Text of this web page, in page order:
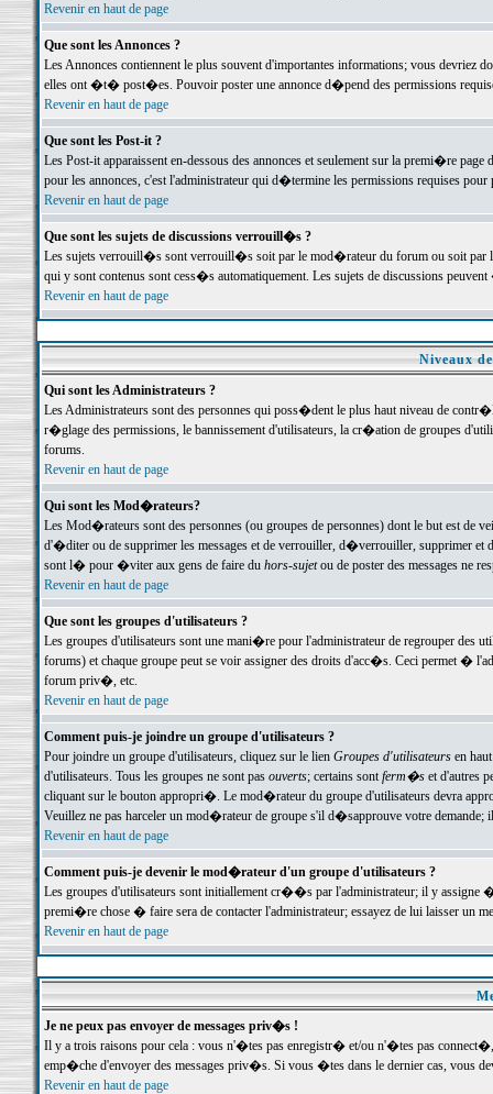
Revenir en haut de page
Que sont les Annonces ?
Les Annonces contiennent le plus souvent d'importantes informations; vous devriez
elles ont �t� post�es. Pouvoir poster une annonce d�pend des permissions
Revenir en haut de page
Que sont les Post-it ?
Les Post-it apparaissent en-dessous des annonces et seulement sur la premi�re
pour les annonces, c'est l'administrateur qui d�termine les permissions requises pour
Revenir en haut de page
Que sont les sujets de discussions verrouill�s ?
Les sujets verrouill�s sont verrouill�s soit par le mod�rateur du forum ou soit par
qui y sont contenus sont cess�s automatiquement. Les sujets de discussions
Revenir en haut de page
Niveaux
Qui sont les Administrateurs ?
Les Administrateurs sont des personnes qui poss�dent le plus haut niveau de
r�glage des permissions, le bannissement d'utilisateurs, la cr�ation de groupes
forums.
Revenir en haut de page
Qui sont les Mod�rateurs?
Les Mod�rateurs sont des personnes (ou groupes de personnes) dont le but est de
d'�diter ou de supprimer les messages et de verrouiller, d�verrouiller, supprimer
sont l� pour �viter aux gens de faire du hors-sujetou de poster des messages ne
Revenir en haut de page
Que sont les groupes d'utilisateurs ?
Les groupes d'utilisateurs sont une mani�re pour l'administrateur de regrouper des
forums) et chaque groupe peut se voir assigner des droits d'acc�s. Ceci permet
forum priv�, etc.
Revenir en haut de page
Comment puis-je joindre un groupe d'utilisateurs ?
Pour joindre un groupe d'utilisateurs, cliquez sur le lien Groupes d'utilisateursen haut
d'utilisateurs. Tous les groupes ne sont pas ouverts; certains sontferm�set d'autres
cliquant sur le bouton appropri�. Le mod�rateur du groupe d'utilisateurs devra
Veuillez ne pas harceler un mod�rateur de groupe s'il d�sapprouve votre demande;
Revenir en haut de page
Comment puis-je devenir le mod�rateur d'un groupe d'utilisateurs ?
Les groupes d'utilisateurs sont initiallement cr��s par l'administrateur; il y
premi�re chose � faire sera de contacter l'administrateur; essayez de lui laisser un
Revenir en haut de page
Je ne peux pas envoyer de messages priv�s !
Il y a trois raisons pour cela : vous n'�tes pas enregistr� et/ou n'�tes pas
emp�che d'envoyer des messages priv�s. Si vous �tes dans le dernier cas, vous
Revenir en haut de page